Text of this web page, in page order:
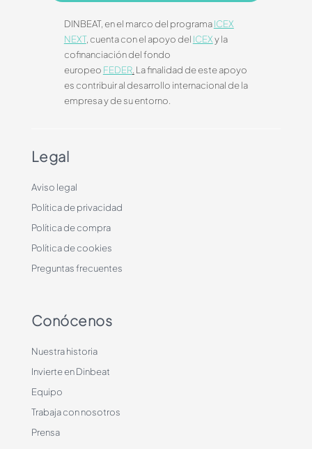
DINBEAT, en el marco del programaICEX
NEXT, cuenta con el apoyo del ICEXy la
cofinanciación del fondo
europeo FEDER. La finalidad de este apoyo
es contribuir al desarrollo internacional de la
empresa y de su entorno.
Legal
Aviso legal
Política de privacidad
Política de compra
Política de cookies
Preguntas frecuentes
Conócenos
Nuestra historia
Invierte en Dinbeat
Equipo
Trabaja con nosotros
Prensa